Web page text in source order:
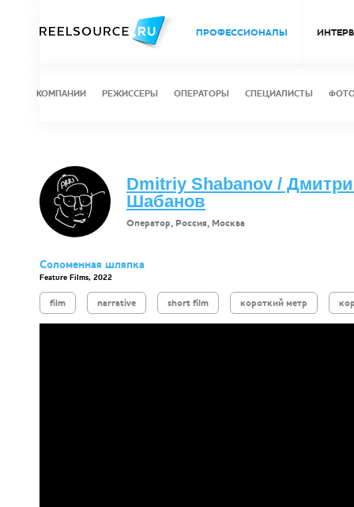
ПРОФЕССИОНАЛЫ
КОМПАНИИ РЕЖИССЕРЫ ОПЕРАТОРЫ СПЕЦИАЛИСТЫ
Dmitriy Shabanov /
Шабанов
Оператор, Россия, Москва
Соломенная шляпка
Feature Films, 2022
film narrative short film короткий метр